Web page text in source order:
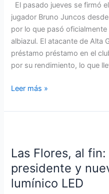
El pasado jueves se firmó
jugador Bruno Juncos
por lo que pasó
albiazul. El atacante de Alta
préstamo préstamo en el
por su rendimiento, lo que
Talleres
y
le
hizo
un
gol
Vélez
Leer más »
Las Flores, al
presidente y
lumínico LED
fin:
ya
tiene